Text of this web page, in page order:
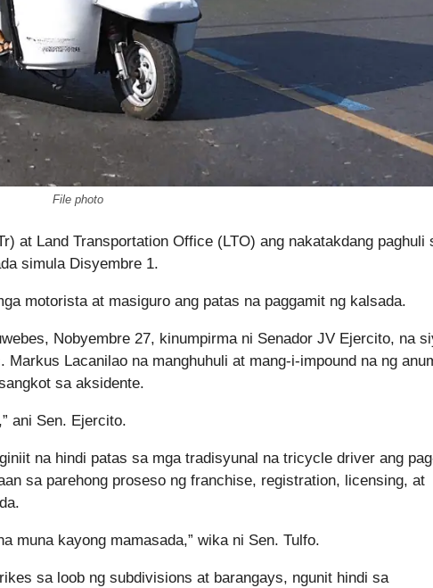
File photo
at Land Transportation Office (LTO) ang nakatakdang paghuli
simula Disyembre 1.
motorista at masiguro ang patas na paggamit ng kalsada.
Nobyembre 27, kinumpirma ni Senador JV Ejercito, na
Markus Lacanilao na manghuhuli at mang-i-impound na ng
sa aksidente.
ani Sen. Ejercito.
na hindi patas sa mga tradisyunal na tricycle driver ang
sa parehong proseso ng franchise, registration, licensing, at
muna kayong mamasada,” wika ni Sen. Tulfo.
sa loob ng subdivisions at barangays, ngunit hindi sa